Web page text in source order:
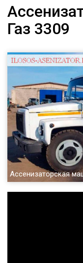
Газ 3309
Ассенизаторская